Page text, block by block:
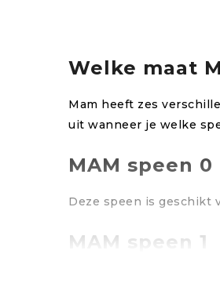
Welke maat
Mam heeft zes
uit wanneer je welke
MAM speen 0
Deze speen is geschikt
MAM speen 1